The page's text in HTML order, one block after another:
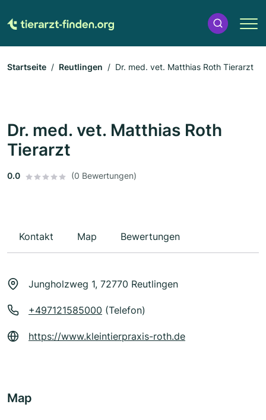
Startseite Reutlingen Dr. med. vet. Matthias Roth Tierarzt
Dr. med. vet. Matthias Roth
Tierarzt
0.0 (0 Bewertungen)
Kontakt Map Bewertungen
Jungholzweg 1, 72770 Reutlingen
+497121585000 (Telefon)
https://www.kleintierpraxis-roth.de
Map